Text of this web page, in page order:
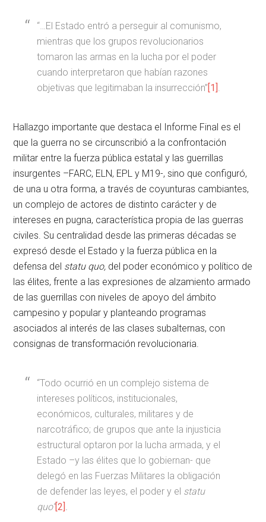
“…El Estado entró a perseguir al comunismo,
mientras que los grupos revolucionarios
tomaron las armas en la lucha por el poder
cuando interpretaron que habían razones
objetivas que legitimaban la insurrección”[1]
Hallazgo importante que destaca el Informe Final es el
que la guerra no se circunscribió a la confrontación
militar entre la fuerza pública estatal y las guerrillas
insurgentes –FARC, ELN, EPL y M19-, sino que configuró,
de una u otra forma, a través de coyunturas cambiantes,
un complejo de actores de distinto carácter y de
intereses en pugna, característica propia de las guerras
civiles. Su centralidad desde las primeras décadas se
expresó desde el Estado y la fuerza pública en la
defensa del statu quo, del poder económico y político de
las élites, frente a las expresiones de alzamiento armado
de las guerrillas con niveles de apoyo del ámbito
campesino y popular y planteando programas
asociados al interés de las clases subalternas, con
consignas de transformación revolucionaria.
“Todo ocurrió en un complejo sistema de
intereses políticos, institucionales,
económicos, culturales, militares y de
narcotráfico; de grupos que ante la injusticia
estructural optaron por la lucha armada, y el
Estado –y las élites que lo gobiernan- que
delegó en las Fuerzas Militares la obligación
de defender las leyes, el poder y el statu
quo”[2]